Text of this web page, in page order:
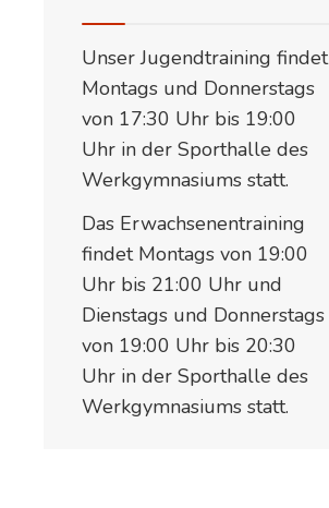
Unser Jugendtraining findet
Montags und Donnerstags
von 17:30 Uhr bis 19:00
Uhr in der Sporthalle des
Werkgymnasiums statt.
Das Erwachsenentraining
findet Montags von 19:00
Uhr bis 21:00 Uhr und
Dienstags und Donnerstags
von 19:00 Uhr bis 20:30
Uhr in der Sporthalle des
Werkgymnasiums statt.